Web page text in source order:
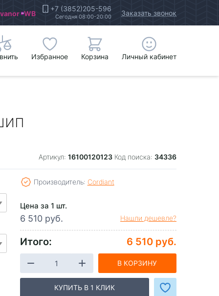
WB +7 (3852)205-596
Сегодня 08:00-20:00 Заказать звонок
Избранное Корзина Личный кабинет
Артикул: 16100120123 Код поиска: 34336
Производитель: Cordiant
Цена за 1 шт.
6 510 руб. Нашли дешевле?
Итого: 6 510 руб.
В КОРЗИНУ
КУПИТЬ В 1 КЛИК